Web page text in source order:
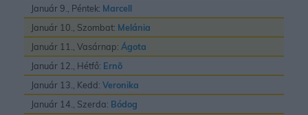
Január 9., Péntek: Marcell
Január 10., Szombat: Melánia
Január 11., Vasárnap: Ágota
Január 12., Hétfő: Ernõ
Január 13., Kedd: Veronika
Január 14., Szerda: Bódog